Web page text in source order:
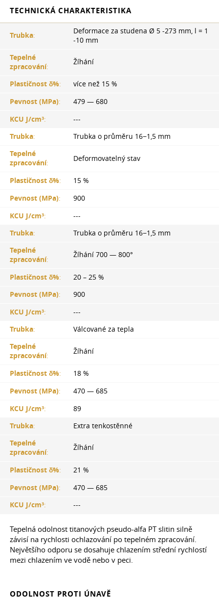
TECHNICKÁ CHARAKTERISTIKA
Trubka:
Deformace za studena Ø 5 -273 mm, l = 1
-10 mm
Tepelné
zpracování:
Žíhání
Plastičnost δ%:
více než 15 %
Pevnost (MPa):
479 — 680
KCU J/cm³:
---
Trubka:
Trubka o průměru 16−1,5 mm
Tepelné
zpracování:
Deformovatelný stav
Plastičnost δ%:
15 %
Pevnost (MPa):
900
KCU J/cm³:
---
Trubka:
Trubka o průměru 16−1,5 mm
Tepelné
zpracování:
Žíhání 700 — 800°
Plastičnost δ%:
20 – 25 %
Pevnost (MPa):
900
KCU J/cm³:
---
Trubka:
Válcované za tepla
Tepelné
zpracování:
Žíhání
Plastičnost δ%:
18 %
Pevnost (MPa):
470 — 685
KCU J/cm³:
89
Trubka:
Extra tenkostěnné
Tepelné
zpracování:
Žíhání
Plastičnost δ%:
21 %
Pevnost (MPa):
470 — 685
KCU J/cm³: ---
Tepelná odolnost titanových pseudo-alfa PT slitin silně
závisí na rychlosti ochlazování po tepelném zpracování.
Největšího odporu se dosahuje chlazením střední rychlostí
mezi chlazením ve vodě nebo v peci.
ODOLNOST PROTI ÚNAVĚ